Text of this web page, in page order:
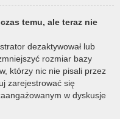
temu, ale teraz nie
dezaktywował lub
rozmiar bazy
którzy nic nie pisali przez
zarejestrować się
w dyskusje